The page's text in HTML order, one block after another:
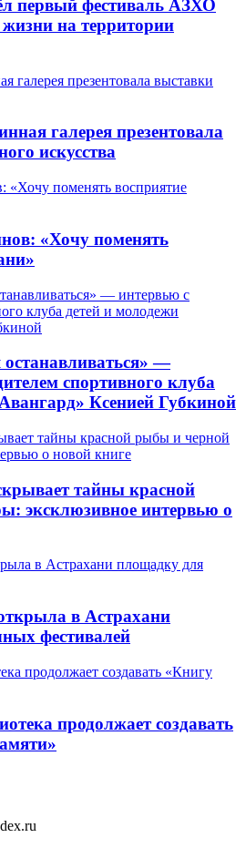
первый фестиваль АЗХО
на территории
галерея презентовала
искусства
«Хочу поменять
—
спортивного клуба
Ксенией Губкиной
тайны красной
эксклюзивное интервью о
в Астрахани
фестивалей
продолжает создавать